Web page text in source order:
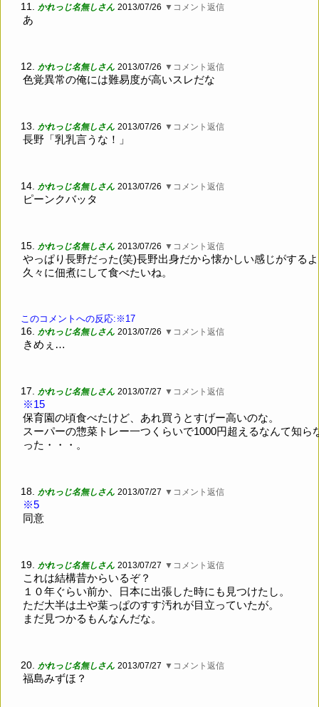
11. かれっじ名無しさん 2013/07/26 ▼コメント返信
あ
12. かれっじ名無しさん 2013/07/26 ▼コメント返信
色覚異常の俺には難易度が高いスレだな
13. かれっじ名無しさん 2013/07/26 ▼コメント返信
長野「乳乳言うな！」
14. かれっじ名無しさん 2013/07/26 ▼コメント返信
ピーンクバッタ
15. かれっじ名無しさん 2013/07/26 ▼コメント返信
やっぱり長野だった(笑)長野出身だから懐かしい感じがする
久々に佃煮にして食べたいね。
このコメントへの反応:※17
16. かれっじ名無しさん 2013/07/26 ▼コメント返信
きめぇ…
17. かれっじ名無しさん 2013/07/27 ▼コメント返信
※15
保育園の頃食べたけど、あれ買うとすげー高いのな。
スーパーの惣菜トレー一つくらいで1000円超えるなんて知ら
った・・・。
18. かれっじ名無しさん 2013/07/27 ▼コメント返信
※5
同意
19. かれっじ名無しさん 2013/07/27 ▼コメント返信
これは結構昔からいるぞ？
１０年ぐらい前か、日本に出張した時にも見つけたし。
ただ大半は土や葉っぱのすす汚れが目立っていたが。
まだ見つかるもんなんだな。
20. かれっじ名無しさん 2013/07/27 ▼コメント返信
福島みずほ？